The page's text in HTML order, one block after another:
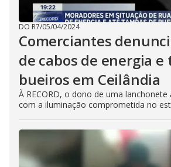
DO R7/05/04/2024
Comerciantes
de cabos de energia e
bueiros em Ceilândia
À RECORD, o dono de uma
com a iluminação comprometida no